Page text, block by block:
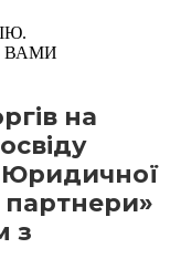
ВАМИ
на
Юридичної
партнери»
з